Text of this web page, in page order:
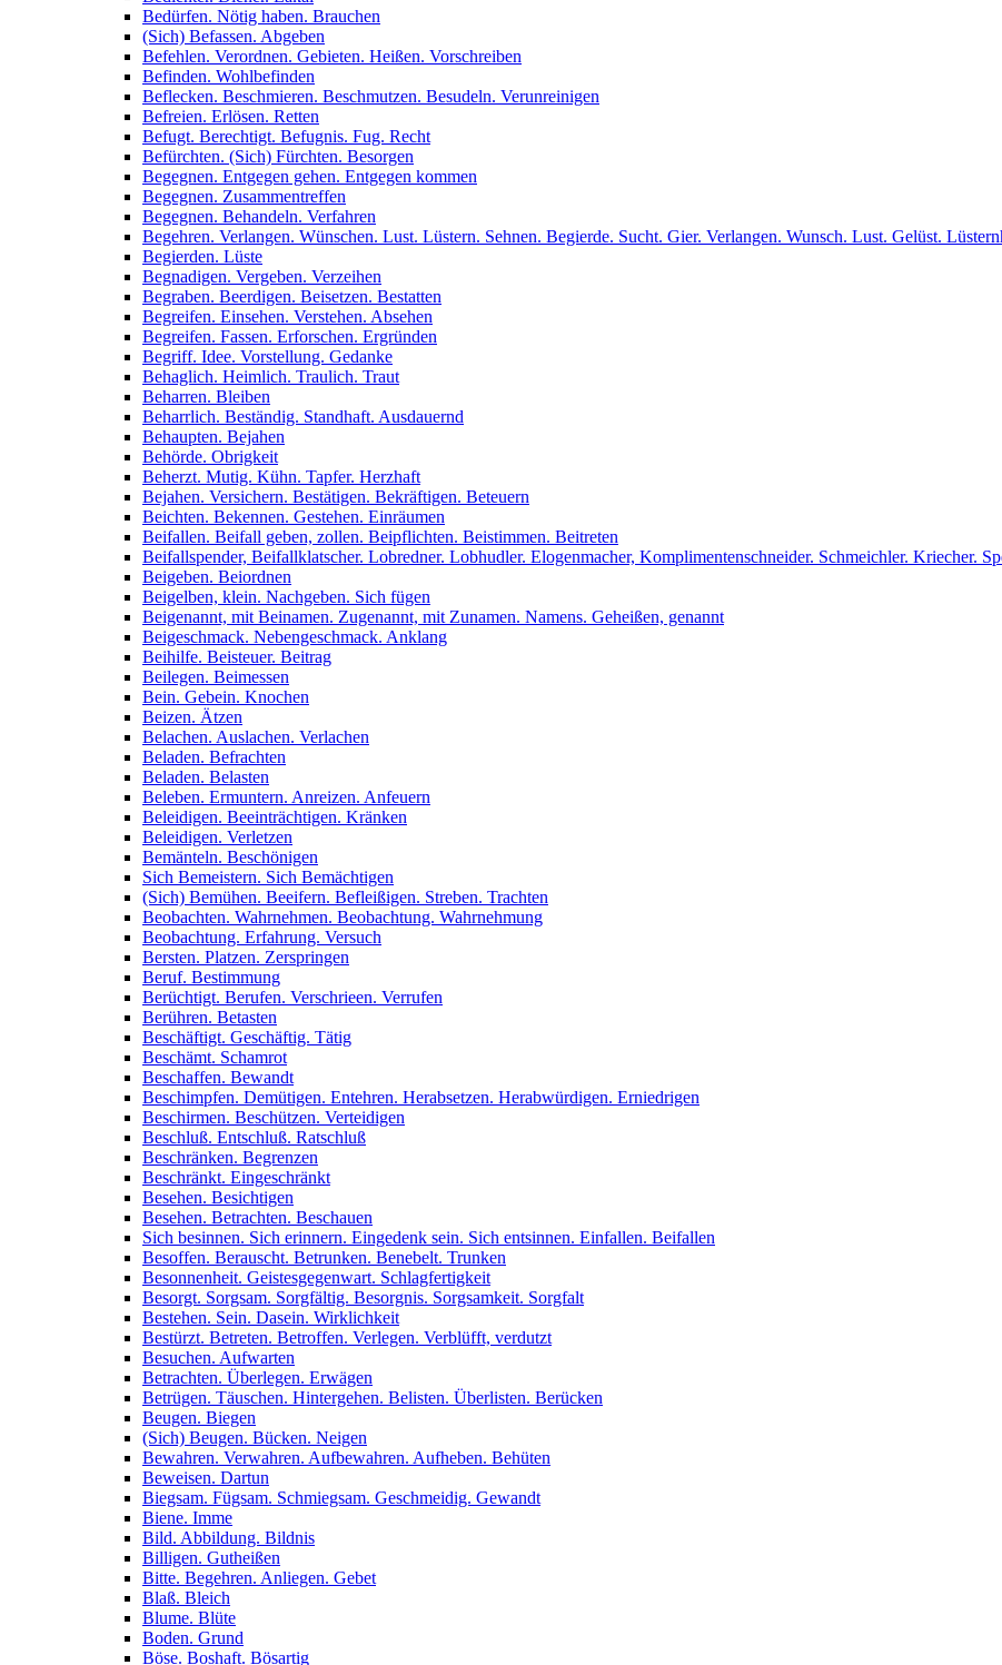
Bedürfen. Nötig haben. Brauchen
(Sich) Befassen. Abgeben
Befehlen. Verordnen. Gebieten. Heißen. Vorschreiben
Befinden. Wohlbefinden
Beflecken. Beschmieren. Beschmutzen. Besudeln. Verunreinigen
Befreien. Erlösen. Retten
Befugt. Berechtigt. Befugnis. Fug. Recht
Befürchten. (Sich) Fürchten. Besorgen
Begegnen. Entgegen gehen. Entgegen kommen
Begegnen. Zusammentreffen
Begegnen. Behandeln. Verfahren
Begehren. Verlangen. Wünschen. Lust. Lüstern. Sehnen. Begierde. Sucht. Gier. Verlangen. Wunsch. Lust. Gelüst.
Begierden. Lüste
Begnadigen. Vergeben. Verzeihen
Begraben. Beerdigen. Beisetzen. Bestatten
Begreifen. Einsehen. Verstehen. Absehen
Begreifen. Fassen. Erforschen. Ergründen
Begriff. Idee. Vorstellung. Gedanke
Behaglich. Heimlich. Traulich. Traut
Beharren. Bleiben
Beharrlich. Beständig. Standhaft. Ausdauernd
Behaupten. Bejahen
Behörde. Obrigkeit
Beherzt. Mutig. Kühn. Tapfer. Herzhaft
Bejahen. Versichern. Bestätigen. Bekräftigen. Beteuern
Beichten. Bekennen. Gestehen. Einräumen
Beifallen. Beifall geben, zollen. Beipflichten. Beistimmen. Beitreten
Beifallspender, Beifallklatscher. Lobredner. Lobhudler. Elogenmacher, Komplimentenschneider. Schmeichler. Kriecher.
Beigeben. Beiordnen
Beigelben, klein. Nachgeben. Sich fügen
Beigenannt, mit Beinamen. Zugenannt, mit Zunamen. Namens. Geheißen, genannt
Beigeschmack. Nebengeschmack. Anklang
Beihilfe. Beisteuer. Beitrag
Beilegen. Beimessen
Bein. Gebein. Knochen
Beizen. Ätzen
Belachen. Auslachen. Verlachen
Beladen. Befrachten
Beladen. Belasten
Beleben. Ermuntern. Anreizen. Anfeuern
Beleidigen. Beeinträchtigen. Kränken
Beleidigen. Verletzen
Bemänteln. Beschönigen
Sich Bemeistern. Sich Bemächtigen
(Sich) Bemühen. Beeifern. Befleißigen. Streben. Trachten
Beobachten. Wahrnehmen. Beobachtung. Wahrnehmung
Beobachtung. Erfahrung. Versuch
Bersten. Platzen. Zerspringen
Beruf. Bestimmung
Berüchtigt. Berufen. Verschrieen. Verrufen
Berühren. Betasten
Beschäftigt. Geschäftig. Tätig
Beschämt. Schamrot
Beschaffen. Bewandt
Beschimpfen. Demütigen. Entehren. Herabsetzen. Herabwürdigen. Erniedrigen
Beschirmen. Beschützen. Verteidigen
Beschluß. Entschluß. Ratschluß
Beschränken. Begrenzen
Beschränkt. Eingeschränkt
Besehen. Besichtigen
Besehen. Betrachten. Beschauen
Sich besinnen. Sich erinnern. Eingedenk sein. Sich entsinnen. Einfallen. Beifallen
Besoffen. Berauscht. Betrunken. Benebelt. Trunken
Besonnenheit. Geistesgegenwart. Schlagfertigkeit
Besorgt. Sorgsam. Sorgfältig. Besorgnis. Sorgsamkeit. Sorgfalt
Bestehen. Sein. Dasein. Wirklichkeit
Bestürzt. Betreten. Betroffen. Verlegen. Verblüfft, verdutzt
Besuchen. Aufwarten
Betrachten. Überlegen. Erwägen
Betrügen. Täuschen. Hintergehen. Belisten. Überlisten. Berücken
Beugen. Biegen
(Sich) Beugen. Bücken. Neigen
Bewahren. Verwahren. Aufbewahren. Aufheben. Behüten
Beweisen. Dartun
Biegsam. Fügsam. Schmiegsam. Geschmeidig. Gewandt
Biene. Imme
Bild. Abbildung. Bildnis
Billigen. Gutheißen
Bitte. Begehren. Anliegen. Gebet
Blaß. Bleich
Blume. Blüte
Boden. Grund
Böse. Boshaft. Bösartig